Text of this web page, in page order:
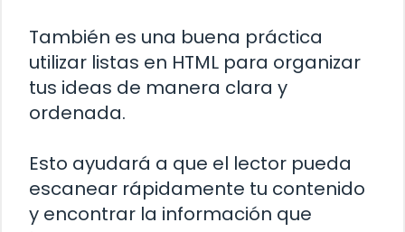
También es una buena práctica
utilizar listas en HTML para organizar
tus ideas de manera clara y
ordenada.
Esto ayudará a que el lector pueda
escanear rápidamente tu contenido
y encontrar la información que